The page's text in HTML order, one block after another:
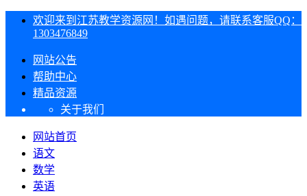
欢迎来到江苏教学资源网！如遇问题，请联系客服QQ：
1303476849
网站公告
帮助中心
精品资源
关于我们
网站首页
语文
数学
英语